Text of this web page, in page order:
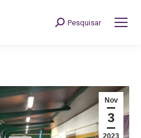
Search:
Pesquisar
Nov
3
2023